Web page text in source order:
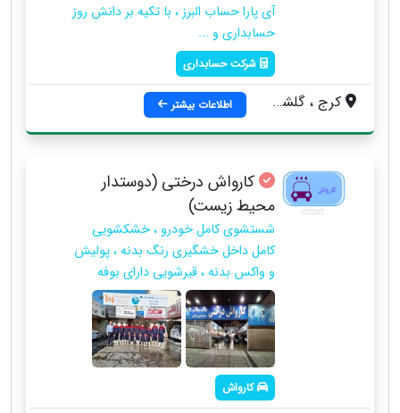
آی پارا حساب البرز ، با تکیه بر دانش روز
حسابداری و ...
شرکت حسابداری
کرج ، گلشهر ، خیابان درختی ، نبش کوچه لاله ، طبقه فوقانی نانوایی عرفان ، واحد 3 اطلاعات بیشتر
کارواش درختی (دوستدار
محیط زیست)
شستشوی کامل خودرو ، خشکشویی
کامل داخل خشگیری رنگ بدنه ، پولیش
و واکس بدنه ، قیرشویی دارای بوفه
کارواش